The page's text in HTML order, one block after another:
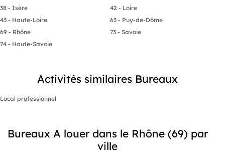
38 - Isère
42 - Loire
43 - Haute-Loire
63 - Puy-de-Dôme
69 - Rhône
73 - Savoie
74 - Haute-Savoie
Activités similaires Bureaux
Local professionnel
Bureaux A louer dans le Rhône (69) par
ville